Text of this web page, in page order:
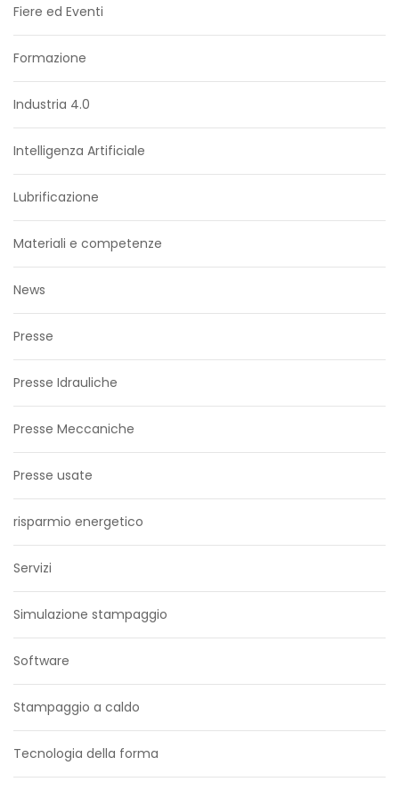
Fiere ed Eventi
Formazione
Industria 4.0
Intelligenza Artificiale
Lubrificazione
Materiali e competenze
News
Presse
Presse Idrauliche
Presse Meccaniche
Presse usate
risparmio energetico
Servizi
Simulazione stampaggio
Software
Stampaggio a caldo
Tecnologia della forma